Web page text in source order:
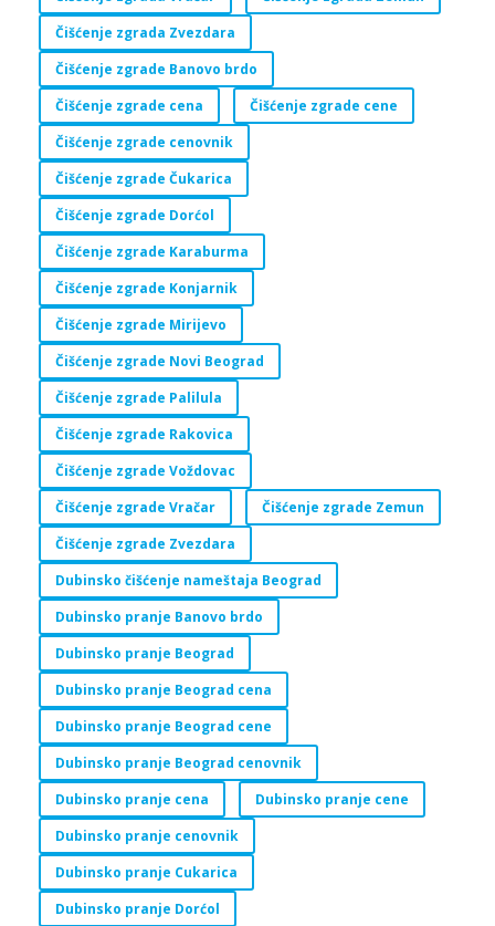
Čišćenje zgrada Zvezdara
Čišćenje zgrade Banovo brdo
Čišćenje zgrade cena
Čišćenje zgrade cene
Čišćenje zgrade cenovnik
Čišćenje zgrade Čukarica
Čišćenje zgrade Dorćol
Čišćenje zgrade Karaburma
Čišćenje zgrade Konjarnik
Čišćenje zgrade Mirijevo
Čišćenje zgrade Novi Beograd
Čišćenje zgrade Palilula
Čišćenje zgrade Rakovica
Čišćenje zgrade Voždovac
Čišćenje zgrade Vračar
Čišćenje zgrade Zemun
Čišćenje zgrade Zvezdara
Dubinsko čišćenje nameštaja Beograd
Dubinsko pranje Banovo brdo
Dubinsko pranje Beograd
Dubinsko pranje Beograd cena
Dubinsko pranje Beograd cene
Dubinsko pranje Beograd cenovnik
Dubinsko pranje cena
Dubinsko pranje cene
Dubinsko pranje cenovnik
Dubinsko pranje Cukarica
Dubinsko pranje Dorćol